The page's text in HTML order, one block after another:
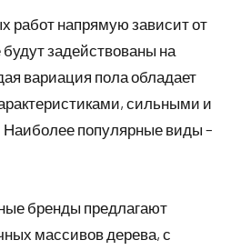
работ напрямую зависит от
задействованы на
вариация пола обладает
сильными и
популярные виды –
бренды предлагают
массивов дерева, с